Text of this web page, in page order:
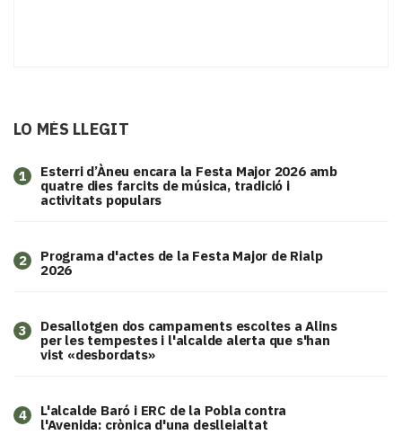
LO MÉS LLEGIT
1
Esterri d’Àneu encara la Festa Major 2026 amb
quatre dies farcits de música, tradició i
activitats populars
2
Programa d'actes de la Festa Major de Rialp
2026
3
​Desallotgen dos campaments escoltes a Alins
per les tempestes i l'alcalde alerta que s'han
vist «desbordats»
4
L'alcalde Baró i ERC de la Pobla contra
l'Avenida: crònica d'una deslleialtat